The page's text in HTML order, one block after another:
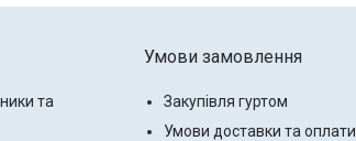
та
Умови замовлення
Закупівля гуртом
Умови доставки та оплати